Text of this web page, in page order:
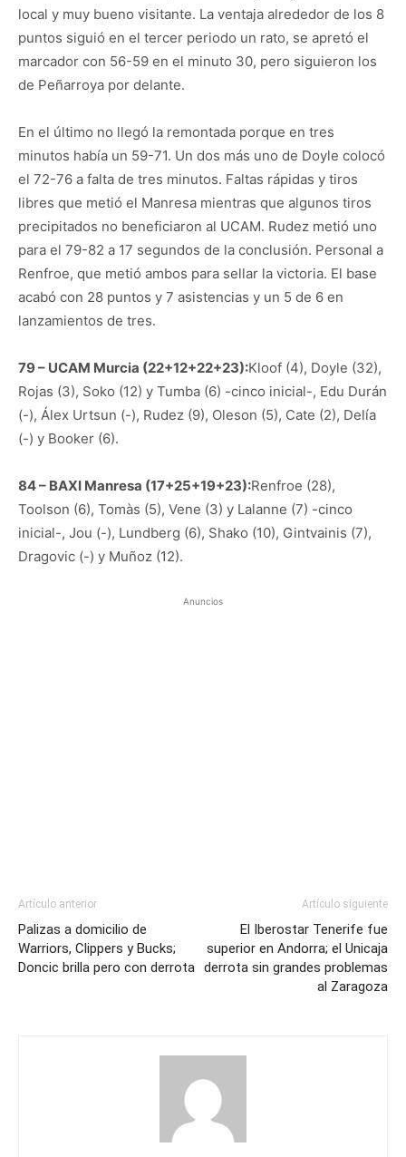
local y muy bueno visitante. La ventaja alrededor de los 8
puntos siguió en el tercer periodo un rato, se apretó el
marcador con 56-59 en el minuto 30, pero siguieron los
de Peñarroya por delante.
En el último no llegó la remontada porque en tres
minutos había un 59-71. Un dos más uno de Doyle colocó
el 72-76 a falta de tres minutos. Faltas rápidas y tiros
libres que metió el Manresa mientras que algunos tiros
precipitados no beneficiaron al UCAM. Rudez metió uno
para el 79-82 a 17 segundos de la conclusión. Personal a
Renfroe, que metió ambos para sellar la victoria. El base
acabó con 28 puntos y 7 asistencias y un 5 de 6 en
lanzamientos de tres.
79 – UCAM Murcia (22+12+22+23):Kloof (4), Doyle (32),
Rojas (3), Soko (12) y Tumba (6) -cinco inicial-, Edu Durán
(-), Álex Urtsun (-), Rudez (9), Oleson (5), Cate (2), Delía
(-) y Booker (6).
84 – BAXI Manresa (17+25+19+23):Renfroe (28),
Toolson (6), Tomàs (5), Vene (3) y Lalanne (7) -cinco
inicial-, Jou (-), Lundberg (6), Shako (10), Gintvainis (7),
Dragovic (-) y Muñoz (12).
Anuncios
Artículo anterior
Palizas a domicilio de
Warriors, Clippers y Bucks;
Doncic brilla pero con derrota
Artículo siguiente
El Iberostar Tenerife fue
superior en Andorra; el Unicaja
derrota sin grandes problemas
al Zaragoza